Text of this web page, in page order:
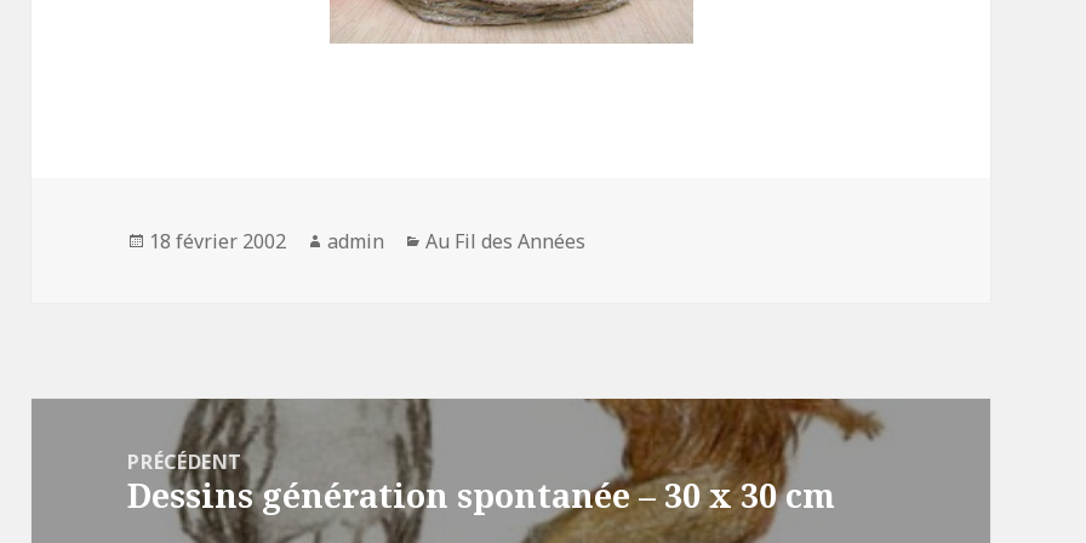
Publié
18 février 2002 Auteur
admin Catégories
Au Fil des Années
l’article
PRÉCÉDENT
Article
précédent :
Dessins génération spontanée – 30 x 30 cm